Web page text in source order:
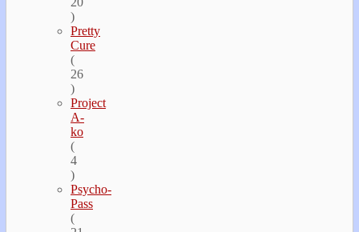
)
Pretty
Cure
(
26
)
Project
A-
ko
(
4
)
Psycho-
Pass
(